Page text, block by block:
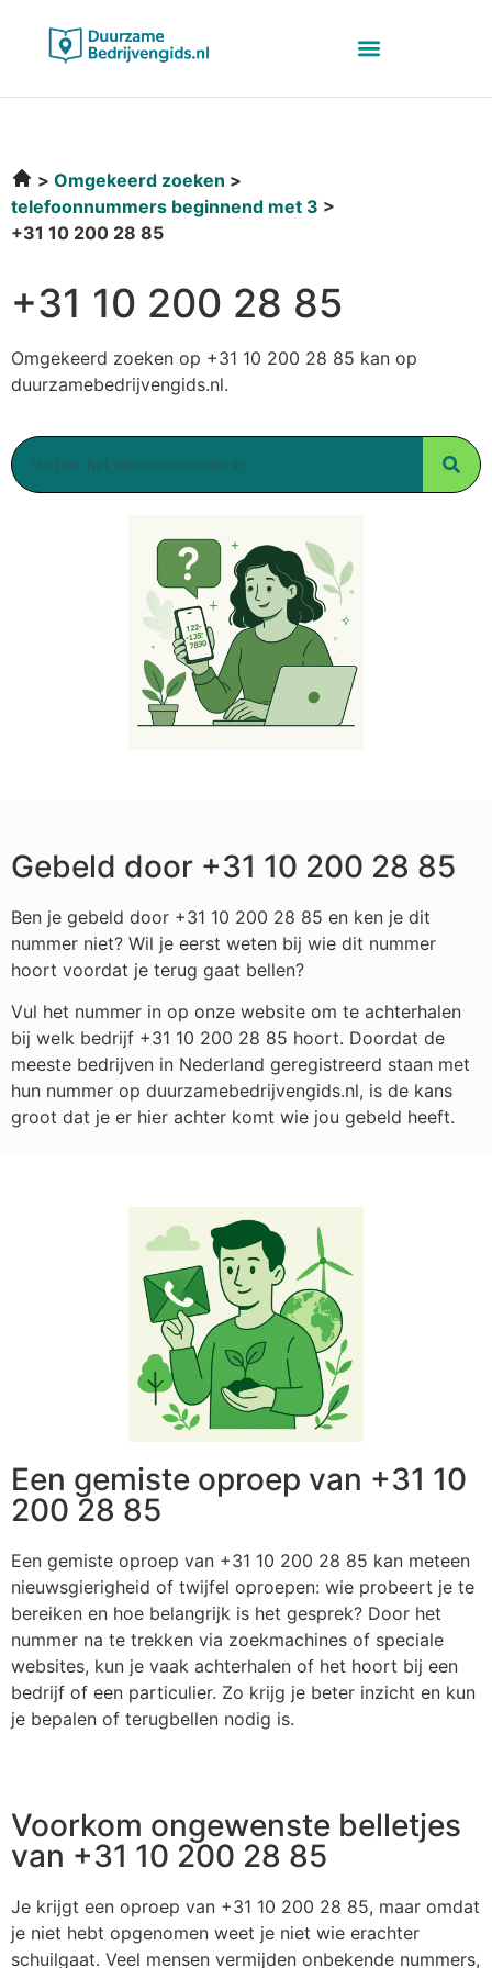
Omgekeerd zoeken
telefoonnummers beginnend met 3
+31 10 200 28 85
+31 10 200 28 85
Omgekeerd zoeken op +31 10 200 28 85 kan op
duurzamebedrijvengids.nl.
Gebeld door +31 10 200 28 85
Ben je gebeld door +31 10 200 28 85 en ken je dit
nummer niet? Wil je eerst weten bij wie dit nummer
hoort voordat je terug gaat bellen?
Vul het nummer in op onze website om te achterhalen
bij welk bedrijf +31 10 200 28 85 hoort. Doordat de
meeste bedrijven in Nederland geregistreerd staan met
hun nummer op duurzamebedrijvengids.nl, is de kans
groot dat je er hier achter komt wie jou gebeld heeft.
Een gemiste oproep van +31 10
200 28 85
Een gemiste oproep van +31 10 200 28 85 kan meteen
nieuwsgierigheid of twijfel oproepen: wie probeert je te
bereiken en hoe belangrijk is het gesprek? Door het
nummer na te trekken via zoekmachines of speciale
websites, kun je vaak achterhalen of het hoort bij een
bedrijf of een particulier. Zo krijg je beter inzicht en kun
je bepalen of terugbellen nodig is.
Voorkom ongewenste belletjes
van +31 10 200 28 85
Je krijgt een oproep van +31 10 200 28 85, maar omdat
je niet hebt opgenomen weet je niet wie erachter
schuilgaat. Veel mensen vermijden onbekende nummers,